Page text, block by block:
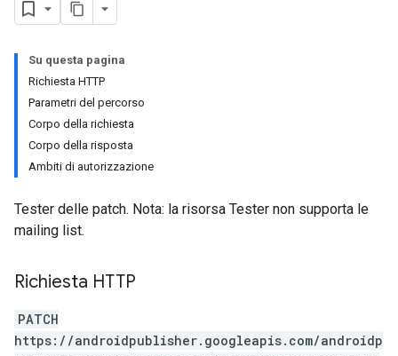
Su questa pagina
Richiesta HTTP
Parametri del percorso
Corpo della richiesta
Corpo della risposta
Ambiti di autorizzazione
Tester delle patch. Nota: la risorsa Tester non supporta le
mailing list.
Richiesta HTTP
PATCH
https://androidpublisher.googleapis.com/androidp